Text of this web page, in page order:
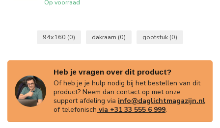
Op voorraad
94x160 (0) dakraam (0) gootstuk (0)
Heb je vragen over dit product?
Of heb je je hulp nodig bij het bestellen van dit
product? Neem dan contact op met onze
support afdeling via info@daglichtmagazijn.nl
of telefonisch via +31 33 555 6 999.